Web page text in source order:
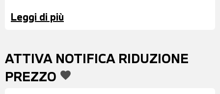
POSTERIORE - INTERNI IN PELLE MISTO
MULTIFUNZIONE - PADDLE AL VOLANTE
- LIMITATORE DI VELOCITA - CAMBIO
Leggi di più
ATTIVA NOTIFICA RIDUZIONE
PREZZO favorite